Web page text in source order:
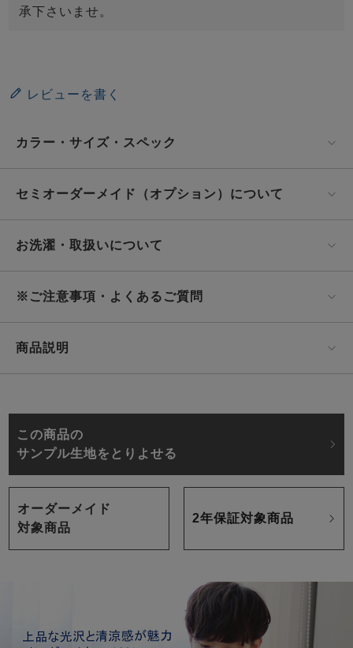
承下さいませ。
レビューを書く
カラー・サイズ・スペック
セミオーダーメイド（オプション）について
お洗濯・取扱いについて
※ご注意事項・よくあるご質問
商品説明
この商品の
サンプル生地をとりよせる
オーダーメイド
対象商品
2年保証対象商品